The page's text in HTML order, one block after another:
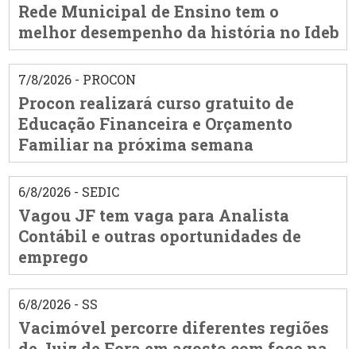
Rede Municipal de Ensino tem o
melhor desempenho da história no Ideb
7/8/2026 - PROCON
Procon realizará curso gratuito de
Educação Financeira e Orçamento
Familiar na próxima semana
6/8/2026 - SEDIC
Vagou JF tem vaga para Analista
Contábil e outras oportunidades de
emprego
6/8/2026 - SS
Vacimóvel percorre diferentes regiões